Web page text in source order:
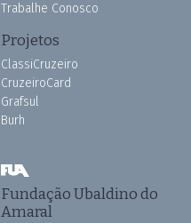
Trabalhe Conosco
Projetos
ClassiCruzeiro
CruzeiroCard
Grafsul
Burh
Fundação Ubaldino do
Amaral